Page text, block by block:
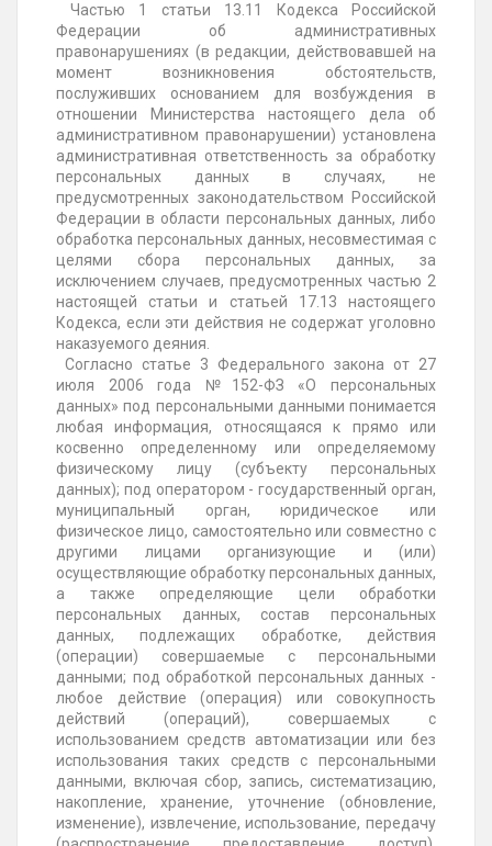
Частью 1 статьи 13.11 Кодекса Российской
Федерации об административных
правонарушениях (в редакции, действовавшей на
момент возникновения обстоятельств,
послуживших основанием для возбуждения в
отношении Министерства настоящего дела об
административном правонарушении) установлена
административная ответственность за обработку
персональных данных в случаях, не
предусмотренных законодательством Российской
Федерации в области персональных данных, либо
обработка персональных данных, несовместимая с
целями сбора персональных данных, за
исключением случаев, предусмотренных частью 2
настоящей статьи и статьей 17.13 настоящего
Кодекса, если эти действия не содержат уголовно
наказуемого деяния.
Согласно статье 3 Федерального закона от 27
июля 2006 года №152-ФЗ «О персональных
данных» под персональными данными понимается
любая информация, относящаяся к прямо или
косвенно определенному или определяемому
физическому лицу (субъекту персональных
данных); под оператором - государственный орган,
муниципальный орган, юридическое или
физическое лицо, самостоятельно или совместно с
другими лицами организующие и (или)
осуществляющие обработку персональных данных,
а также определяющие цели обработки
персональных данных, состав персональных
данных, подлежащих обработке, действия
(операции) совершаемые с персональными
данными; под обработкой персональных данных -
любое действие (операция) или совокупность
действий (операций), совершаемых с
использованием средств автоматизации или без
использования таких средств с персональными
данными, включая сбор, запись, систематизацию,
накопление, хранение, уточнение (обновление,
изменение), извлечение, использование, передачу